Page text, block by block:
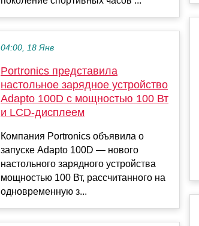
04:00, 18 Янв
Portronics представила
настольное зарядное устройство
Adapto 100D с мощностью 100 Вт
и LCD-дисплеем
Компания Portronics объявила о
запуске Adapto 100D — нового
настольного зарядного устройства
мощностью 100 Вт, рассчитанного на
одновременную з...